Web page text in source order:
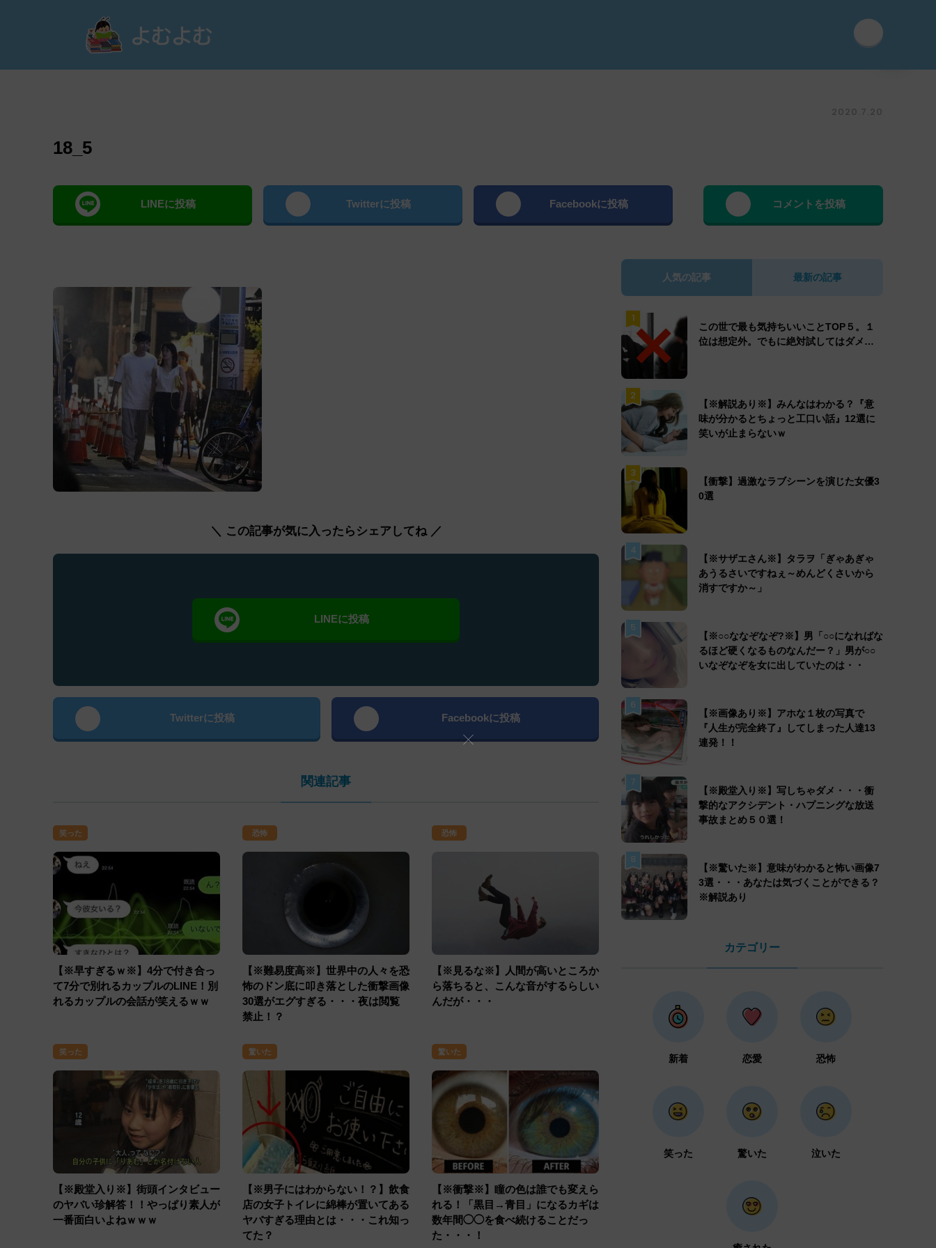
2020.7.20
18_5
LINEに投稿 Twitterに投稿 Facebookに投稿 コメントを投稿
＼ この記事が気に入ったらシェアしてね ／
LINEに投稿
Twitterに投稿 Facebookに投稿
関連記事
笑った
【※早すぎるｗ※】4分で付き合っ
て7分で別れるカップルのLINE！別
れるカップルの会話が笑えるｗｗ
恐怖
【※難易度高※】世界中の人々を恐
怖のドン底に叩き落とした衝撃画像
30選がエグすぎる・・・夜は閲覧
禁止！？
恐怖
【※見るな※】人間が高いところか
ら落ちると、こんな音がするらしい
んだが・・・
笑った
【※殿堂入り※】街頭インタビュー
のヤバい珍解答！！やっぱり素人が
一番面白いよねｗｗｗ
驚いた
【※男子にはわからない！？】飲食
店の女子トイレに綿棒が置いてある
ヤバすぎる理由とは・・・これ知っ
てた？
驚いた
【※衝撃※】瞳の色は誰でも変えら
れる！「黒目→青目」になるカギは
数年間◯◯を食べ続けることだっ
た・・・！
人気の記事 最新の記事
1
この世で最も気持ちいいことTOP５。１
位は想定外。でもに絶対試してはダメ…
2
【※解説あり※】みんなはわかる？『意
味が分かるとちょっと工口い話』12選に
笑いが止まらないｗ
3
【衝撃】過激なラブシーンを演じた女優3
0選
4
【※サザエさん※】タラヲ「ぎゃあぎゃ
あうるさいですねぇ～めんどくさいから
消すですか～」
5
【※○○ななぞなぞ?※】男「○○になればな
るほど硬くなるものなんだー？」男が○○
いなぞなぞを女に出していたのは・・
6
【※画像あり※】アホな１枚の写真で
『人生が完全終了』してしまった人達13
連発！！
7
【※殿堂入り※】写しちゃダメ・・・衝
撃的なアクシデント・ハプニングな放送
事故まとめ５０選！
8
【※驚いた※】意味がわかると怖い画像7
3選・・・あなたは気づくことができる？
※解説あり
カテゴリー
新着 恋愛 恐怖
笑った 驚いた 泣いた